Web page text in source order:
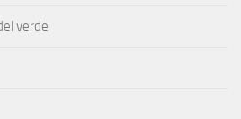
verde